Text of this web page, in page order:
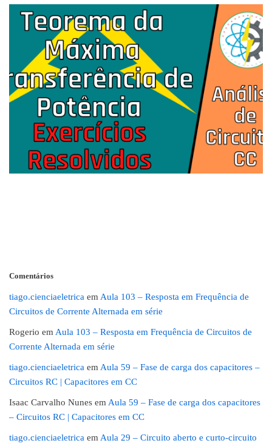
Comentários
tiago.cienciaeletrica em Aula 103 – Resposta em Frequência de
Circuitos de Corrente Alternada em série
Rogerio em Aula 103 – Resposta em Frequência de Circuitos de
Corrente Alternada em série
tiago.cienciaeletrica em Aula 59 – Fase de carga dos capacitores –
Circuitos RC | Capacitores em CC
Isaac Carvalho Nunes em Aula 59 – Fase de carga dos capacitores
– Circuitos RC | Capacitores em CC
tiago.cienciaeletrica em Aula 29 – Circuito aberto e curto-circuito